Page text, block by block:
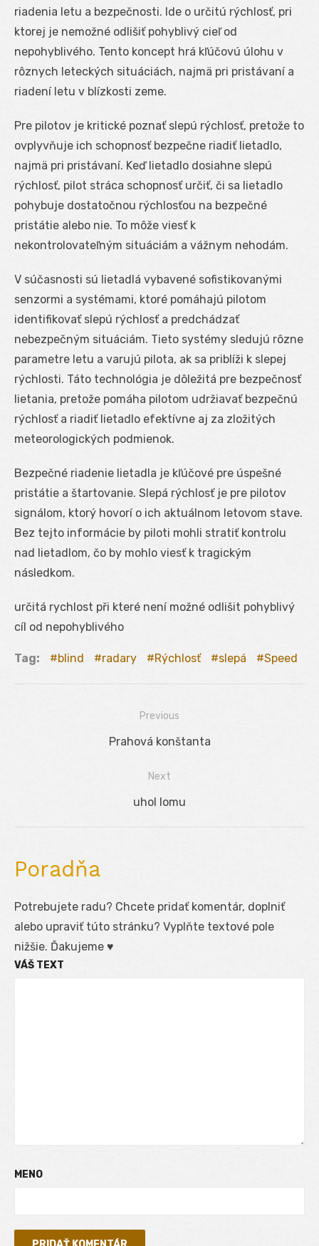
riadenia letu a bezpečnosti. Ide o určitú rýchlosť, pri
ktorej je nemožné odlišiť pohyblivý cieľ od
nepohyblivého. Tento koncept hrá kľúčovú úlohu v
rôznych leteckých situáciách, najmä pri pristávaní a
riadení letu v blízkosti zeme.
Pre pilotov je kritické poznať slepú rýchlosť, pretože to
ovplyvňuje ich schopnosť bezpečne riadiť lietadlo,
najmä pri pristávaní. Keď lietadlo dosiahne slepú
rýchlosť, pilot stráca schopnosť určiť, či sa lietadlo
pohybuje dostatočnou rýchlosťou na bezpečné
pristátie alebo nie. To môže viesť k
nekontrolovateľným situáciám a vážnym nehodám.
V súčasnosti sú lietadlá vybavené sofistikovanými
senzormi a systémami, ktoré pomáhajú pilotom
identifikovať slepú rýchlosť a predchádzať
nebezpečným situáciám. Tieto systémy sledujú rôzne
parametre letu a varujú pilota, ak sa priblíži k slepej
rýchlosti. Táto technológia je dôležitá pre bezpečnosť
lietania, pretože pomáha pilotom udržiavať bezpečnú
rýchlosť a riadiť lietadlo efektívne aj za zložitých
meteorologických podmienok.
Bezpečné riadenie lietadla je kľúčové pre úspešné
pristátie a štartovanie. Slepá rýchlosť je pre pilotov
signálom, ktorý hovorí o ich aktuálnom letovom stavе.
Bez tejto informácie by piloti mohli stratiť kontrolu
nad lietadlom, čo by mohlo viesť k tragickým
následkom.
určitá rychlost při které není možné odlišit pohyblivý
cíl od nepohyblivého
Tag: blind radary Rýchlosť slepá Speed
Navigácia
Previous
Previous
Prahová konštanta
Next
Next
uhol lomu
Poradňa
Potrebujete radu? Chcete pridať komentár, doplniť
alebo upraviť túto stránku? Vyplňte textové pole
nižšie. Ďakujeme ♥
VÁŠ TEXT
MENO